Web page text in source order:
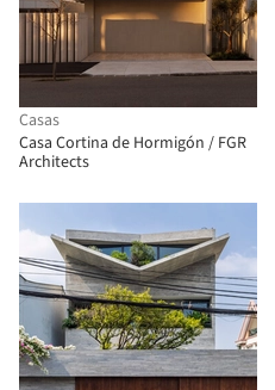
Casas
Casa Cortina de Hormigón / FGR
Architects